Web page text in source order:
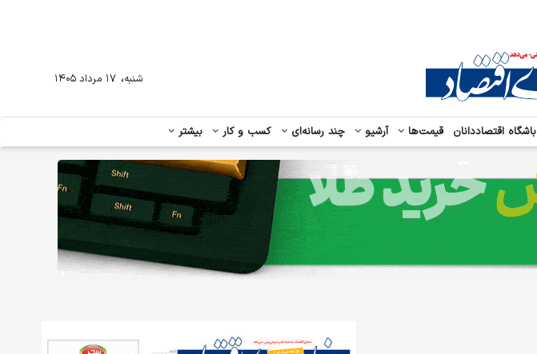
باشگاه اقتصاددانان قیمت‌ها آرشیو چند رسانه‌ای کسب و کار بیشتر
شنبه، ۱۷ مرداد ۱۴۰۵